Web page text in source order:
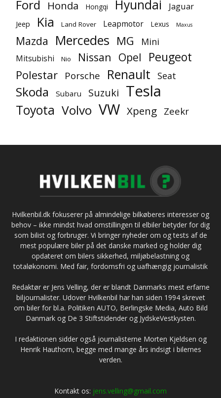
Ford Honda Hongqi Hyundai Jaguar
Jeep Kia Land Rover Leapmotor Lexus Maxus
Mazda Mercedes MG Mini
Mitsubishi Nio Nissan Opel Peugeot
Polestar Porsche Renault Seat
Skoda Subaru Suzuki Tesla
Toyota Volvo VW Xpeng Zeekr
Hvilkenbil.dk fokuserer på almindelige bilkøberes interesser og
behov – ikke mindst hvad omstillingen til elbiler betyder for dig
som bilist og forbruger. Vi bringer nyheder om og tests af de
mest populære biler på det danske marked og holder dig
opdateret om bilers sikkerhed, miljøbelastning og
totaløkonomi. Med fair, fordomsfri og uafhængig journalistik
Redaktør er Jens Velling, der er blandt Danmarks mest erfarne
biljournalister. Udover Hvilkenbil har han siden 1994 skrevet
om biler for bl.a. Politiken AUTO, Berlingske Media, Auto Bild
Danmark og De 3 Stiftstidender og JydskeVestkysten.
I redaktionen sidder også journalisterne Morten Kjeldsen og
Henrik Hauthorn, begge med mange års indsigt i bilernes
verden.
Kontakt os: jens.velling@gmail.com